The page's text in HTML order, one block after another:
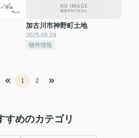
加古川市神野町土地
2025.05.29
物件情報
1 2
すめのカテゴリ